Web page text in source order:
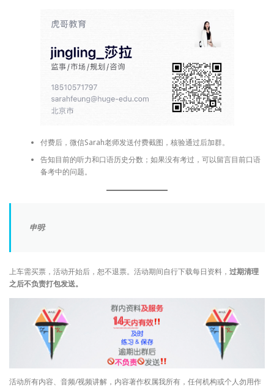
付费后，微信Sarah老师发送付费截图，核验通过后加群。
告知目前的听力和口语历史分数；如果没有考过，可以留言目前口语
备考中的问题。
申明:
上车需买票，活动开始后，恕不退票。活动期间自行下载每日资料， 过期清理
之后不负责打包发送。
活动所有内容、音频/视频讲解，内容著作权属我所有，任何机构或个人勿用作